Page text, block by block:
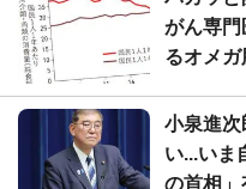
がん専門
るオメガ
小泉進次
い...いま
の首相」